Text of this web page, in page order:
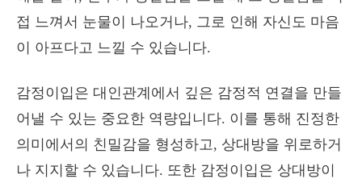
접 느껴서 눈물이 나오거나, 그로 인해 자신도 마음
이 아프다고 느낄 수 있습니다.
감정이입은 대인관계에서 깊은 감정적 연결을 만들
어낼 수 있는 중요한 역량입니다. 이를 통해 진정한
의미에서의 친밀감을 형성하고, 상대방을 위로하거
나 지지할 수 있습니다. 또한 감정이입은 상대방이